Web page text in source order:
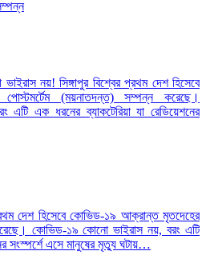
নয়! সিঙ্গাপুর বিশ্বের প্রথম দেশ হিসেবে
(ময়নাতদন্ত) সম্পন্ন করেছে।
এক ধরনের ব্যাকটেরিয়া যা রেডিয়েশনের
দেশ হিসেবে কোভিড-১৯ আক্রান্ত মৃতদেহের
কোভিড-১৯ কোনো ভাইরাস নয়, বরং এটি
সংস্পর্শে এসে মানুষের মৃত্যু ঘটায়…